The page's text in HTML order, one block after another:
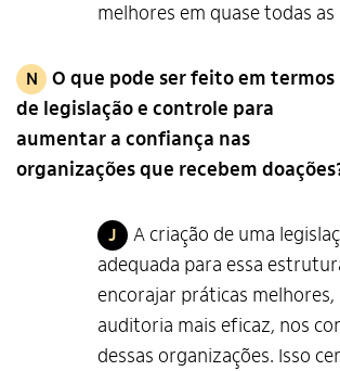
melhores em quase todas as
N
O que pode ser feito em termos
de legislação e controle para
aumentar a confiança nas
organizações que recebem
J
A criação de uma
adequada para essa
encorajar práticas melhores,
auditoria mais eficaz, nos
dessas organizações. Isso